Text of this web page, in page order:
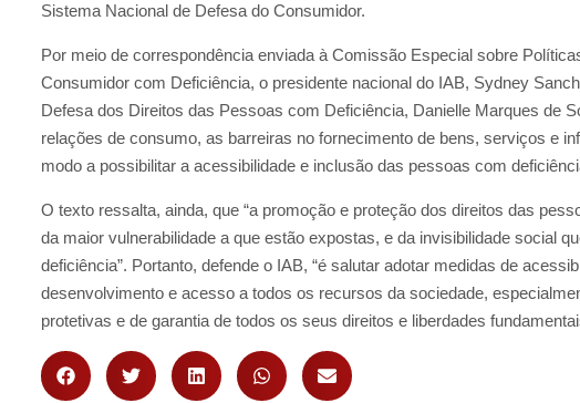
Sistema Nacional de Defesa do Consumidor.
Por meio de correspondência enviada à Comissão Especial sobre
Consumidor com Deficiência, o presidente nacional do IAB, Sydney
Defesa dos Direitos das Pessoas com Deficiência, Danielle Marques de
relações de consumo, as barreiras no fornecimento de bens, serviços e
modo a possibilitar a acessibilidade e inclusão das pessoas com
O texto ressalta, ainda, que “a promoção e proteção dos direitos das
da maior vulnerabilidade a que estão expostas, e da invisibilidade social
deficiência”. Portanto, defende o IAB, “é salutar adotar medidas de
desenvolvimento e acesso a todos os recursos da sociedade,
protetivas e de garantia de todos os seus direitos e liberdades